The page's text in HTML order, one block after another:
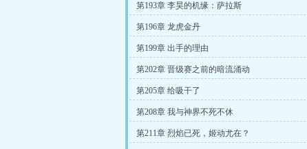
第193章 李昊的机缘：萨拉斯
第196章 龙虎金丹
第199章 出手的理由
第202章 晋级赛之前的暗流涌动
第205章 给吸干了
第208章 我与神界不死不休
第211章 烈焰已死，姬动尤在？